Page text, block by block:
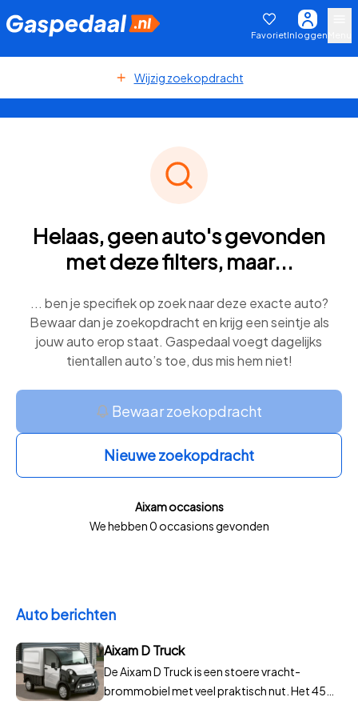
FavorietInloggen
Wijzig zoekopdracht
Helaas, geen auto's gevonden
met deze filters, maar...
... ben je specifiek op zoek naar deze exacte auto?
Bewaar dan je zoekopdracht en krijg een seintje als
jouw auto erop staat. Gaspedaal voegt dagelijks
tientallen auto’s toe, dus mis hem niet!
Bewaar zoekopdracht
Nieuwe zoekopdracht
Aixam occasions
We hebben 0 occasions gevonden
Auto berichten
Aixam D Truck
De Aixam D Truck is een stoere vracht-
brommobiel met veel praktisch nut. Het 45